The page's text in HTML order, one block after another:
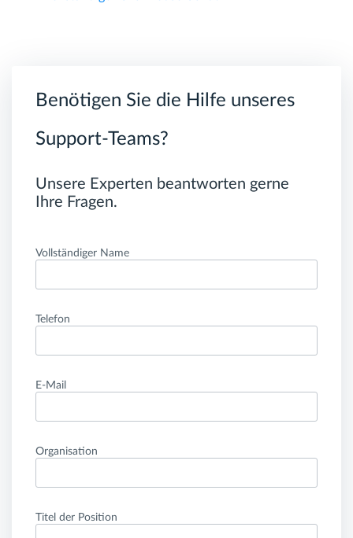
Benötigen Sie die Hilfe unseres
Support-Teams?
Unsere Experten beantworten gerne
Ihre Fragen.
Vollständiger Name
Telefon
E-Mail
Organisation
Titel der Position